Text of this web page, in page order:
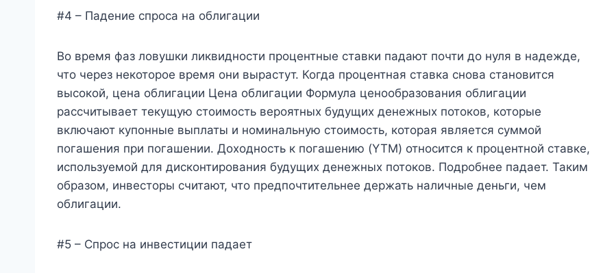
#4 – Падение спроса на облигации
Во время фаз ловушки ликвидности процентные ставки падают почти до нуля в надежде,
что через некоторое время они вырастут. Когда процентная ставка снова становится
высокой, цена облигации Цена облигации Формула ценообразования облигации
рассчитывает текущую стоимость вероятных будущих денежных потоков, которые
включают купонные выплаты и номинальную стоимость, которая является суммой
погашения при погашении. Доходность к погашению (YTM) относится к процентной ставке,
используемой для дисконтирования будущих денежных потоков. Подробнее падает. Таким
образом, инвесторы считают, что предпочтительнее держать наличные деньги, чем
облигации.
#5 – Спрос на инвестиции падает